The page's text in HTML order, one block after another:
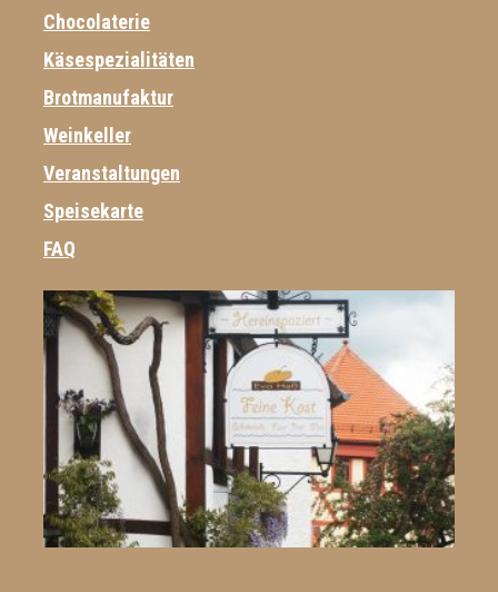
Chocolaterie
Käsespezialitäten
Brotmanufaktur
Weinkeller
Veranstaltungen
Speisekarte
FAQ